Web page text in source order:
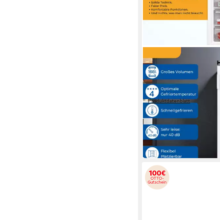
Gefrierschrank
54.4 x 142.6 x 57.1 cm
B/H/
168 l Kapazität Gefrieren
40 dB(A) Betriebsgeräusch
Produktdatenblatt
369,95 € UVP
18,37 €mtl. in 24 Raten
-44%
in 4-5 Werktagen bei dir